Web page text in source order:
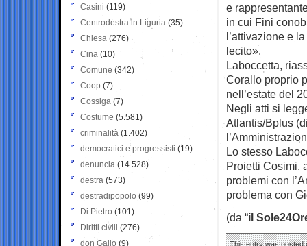
e
in cui Fini
l’attivazione e
lecito».
Laboccetta,
Corallo proprio
nell’estate del
Negli atti si
Atlantis/Bplus
Lo stesso
Proietti Cosimi,
problemi con
problema con
(da “il
This entry was posted
Casini (119)
Centrodestra in Liguria (35)
Chiesa (276)
Cina (10)
Comune (342)
Coop (7)
Cossiga (7)
Costume (5.581)
criminalità (1.402)
democratici e progressisti (19)
denuncia (14.528)
destra (573)
destradipopolo (99)
Di Pietro (101)
Diritti civili (276)
don Gallo (9)